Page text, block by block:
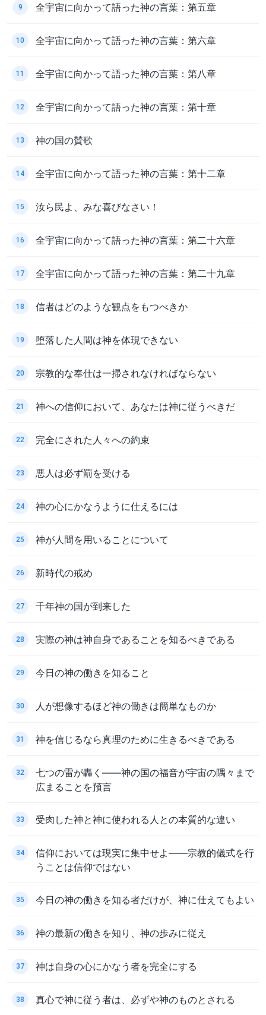
9 全宇宙に向かって語った神の言葉：第五章
10 全宇宙に向かって語った神の言葉：第六章
11 全宇宙に向かって語った神の言葉：第八章
12 全宇宙に向かって語った神の言葉：第十章
13 神の国の賛歌
14 全宇宙に向かって語った神の言葉：第十二章
15 汝ら民よ、みな喜びなさい！
16 全宇宙に向かって語った神の言葉：第二十六章
17 全宇宙に向かって語った神の言葉：第二十九章
18 信者はどのような観点をもつべきか
19 堕落した人間は神を体現できない
20 宗教的な奉仕は一掃されなければならない
21 神への信仰において、あなたは神に従うべきだ
22 完全にされた人々への約束
23 悪人は必ず罰を受ける
24 神の心にかなうように仕えるには
25 神が人間を用いることについて
26 新時代の戒め
27 千年神の国が到来した
28 実際の神は神自身であることを知るべきである
29 今日の神の働きを知ること
30 人が想像するほど神の働きは簡単なものか
31 神を信じるなら真理のために生きるべきである
32
七つの雷が轟く――神の国の福音が宇宙の隅々まで
広まることを預言
33 受肉した神と神に使われる人との本質的な違い
34
信仰においては現実に集中せよ――宗教的儀式を行
うことは信仰ではない
35 今日の神の働きを知る者だけが、神に仕えてもよい
36 神の最新の働きを知り、神の歩みに従え
37 神は自身の心にかなう者を完全にする
38 真心で神に従う者は、必ずや神のものとされる